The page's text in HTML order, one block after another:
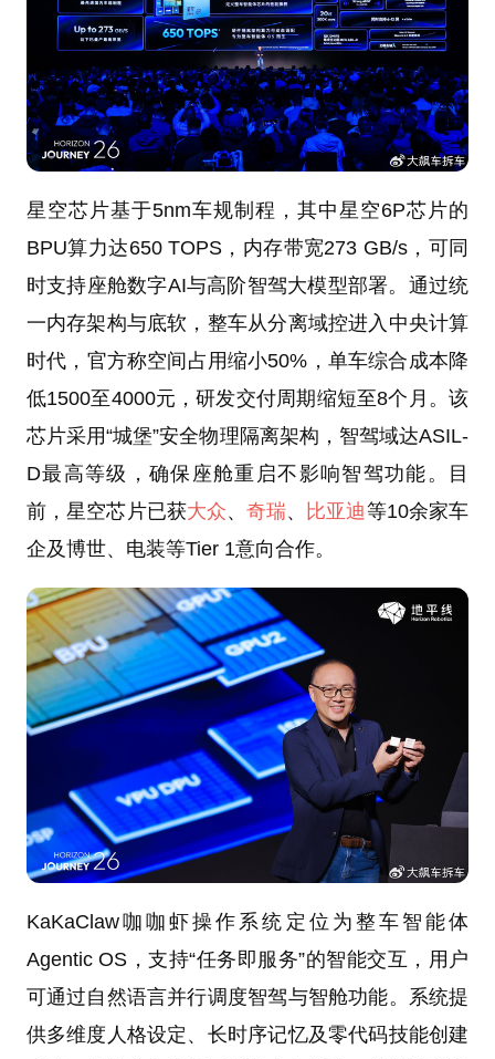
星空芯片基于5nm车规制程，其中星空6P芯片的
BPU算力达650 TOPS，内存带宽273 GB/s，可同
时支持座舱数字AI与高阶智驾大模型部署。通过统
一内存架构与底软，整车从分离域控进入中央计算
时代，官方称空间占用缩小50%，单车综合成本降
低1500至4000元，研发交付周期缩短至8个月。该
芯片采用“城堡”安全物理隔离架构，智驾域达ASIL-
D最高等级，确保座舱重启不影响智驾功能。目
前，星空芯片已获大众、奇瑞、 比亚迪等10余家车
企及博世、电装等Tier 1意向合作。
KaKaClaw咖咖虾操作系统定位为整车智能体
Agentic OS，支持“任务即服务”的智能交互，用户
可通过自然语言并行调度智驾与智舱功能。系统提
供多维度人格设定、长时序记忆及零代码技能创建